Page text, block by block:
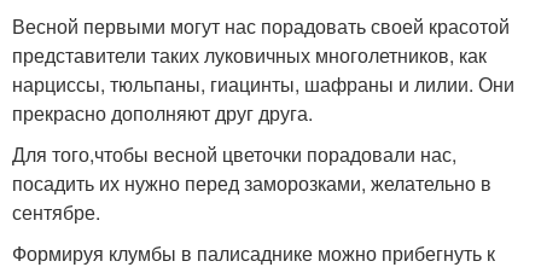
Весной первыми могут нас порадовать своей красотой
представители таких луковичных многолетников, как
нарциссы, тюльпаны, гиацинты, шафраны и лилии. Они
прекрасно дополняют друг друга.
Для того,чтобы весной цветочки порадовали нас,
посадить их нужно перед заморозками, желательно в
сентябре.
Формируя клумбы в палисаднике можно прибегнуть к